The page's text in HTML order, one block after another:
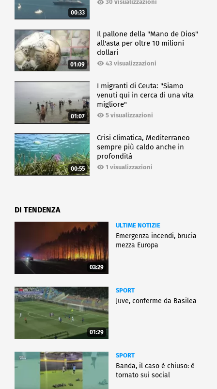
00:33
30 visualizzazioni
01:09
Il pallone della "Mano de Dios"
all'asta per oltre 10 milioni
dollari
43 visualizzazioni
01:07
I migranti di Ceuta: "Siamo
venuti qui in cerca di una vita
migliore"
5 visualizzazioni
00:55
Crisi climatica, Mediterraneo
sempre più caldo anche in
profondità
1 visualizzazioni
DI TENDENZA
03:29
ULTIME NOTIZIE
Emergenza incendi, brucia
mezza Europa
01:29
SPORT
Juve, conferme da Basilea
SPORT
Banda, il caso è chiuso: è
tornato sui social